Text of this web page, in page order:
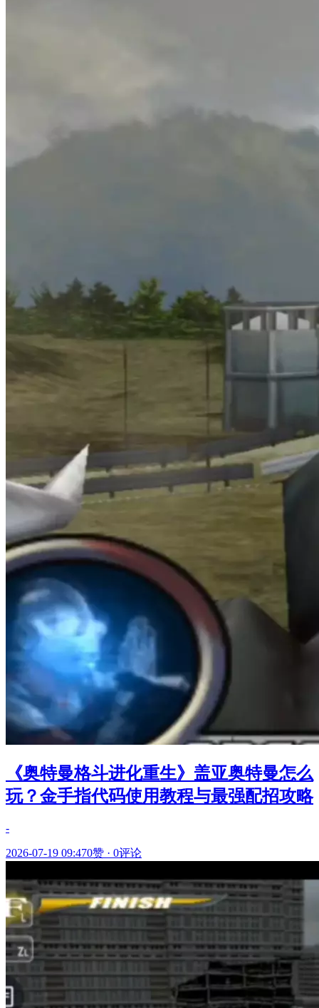
《奥特曼格斗进化重生》盖亚奥特曼怎么
玩？金手指代码使用教程与最强配招攻略
-
2026-07-19 09:470赞 · 0评论